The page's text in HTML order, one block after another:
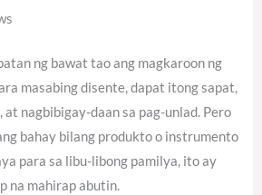
ng bawat tao ang magkaroon ng
masabing disente, dapat itong sapat,
at nagbibigay-daan sa pag-unlad. Pero
bahay bilang produkto o instrumento
para sa libu-libong pamilya, ito ay
na mahirap abutin.